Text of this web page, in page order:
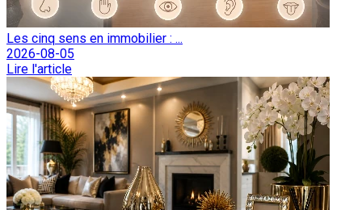
Les cinq sens en immobilier : ...
2026-08-05
Lire l'article